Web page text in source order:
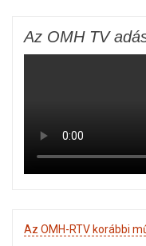
Az OMH TV
Az OMH-RTV korábbi